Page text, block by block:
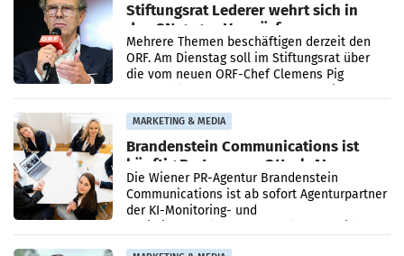
Stiftungsrat Lederer wehrt sich in
den SN gegen Vorwürfe
Mehrere Themen beschäftigen derzeit den
ORF. Am Dienstag soll im Stiftungsrat über
die vom neuen ORF-Chef Clemens Pig
MARKETING & MEDIA
Brandenstein Communications ist
künftig Partner von OtterlyAI
Die Wiener PR-Agentur Brandenstein
Communications ist ab sofort Agenturpartner
der KI-Monitoring- und